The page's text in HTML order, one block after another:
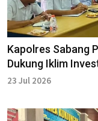
Kapolres Sabang
Dukung Iklim
23 Jul 2026